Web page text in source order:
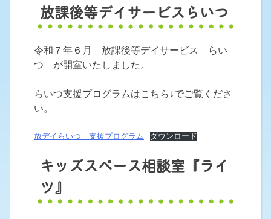
放課後等デイサービスらいつ
令和７年６月 放課後等デイサービス らい
つ が開室いたしました。
らいつ支援プログラムはこちら↓でご覧くださ
い。
放デイらいつ 支援プログラム ダウンロード
キッズスペース相談室『ライ
ツ』